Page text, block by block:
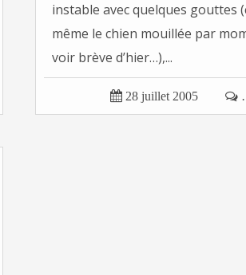
instable avec quelques gouttes
même le chien mouillée par
voir brève d’hier…),...
 28 juillet 2005 